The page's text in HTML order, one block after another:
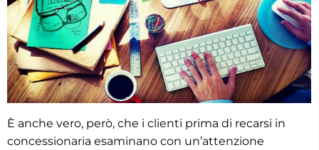
È anche vero, però, che i clienti prima di recarsi in
concessionaria esaminano con un’attenzione